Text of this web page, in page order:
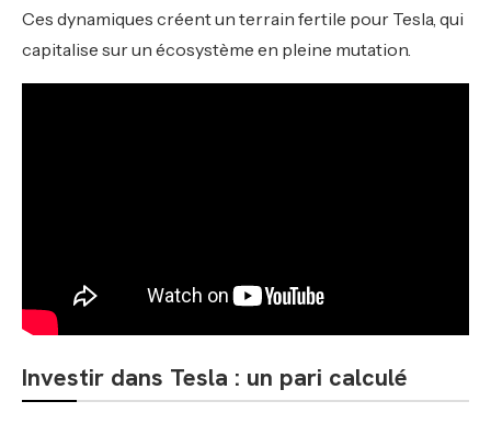
Ces dynamiques créent un terrain fertile pour Tesla, qui
capitalise sur un écosystème en pleine mutation.
Investir dans Tesla : un pari calculé